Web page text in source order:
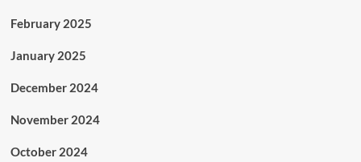
February 2025
January 2025
December 2024
November 2024
October 2024